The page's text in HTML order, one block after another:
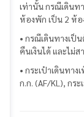
เท่านั้น กรณีเดินท
ห้องพัก เป็น 2 ห้อ
• กรณีเดินทางเป็
คืนเงินได้ และไม่
• กระเป๋าเดินทา
ก.ก. (AF/KL), กร